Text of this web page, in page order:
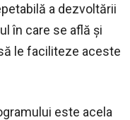
a dezvoltării
în care se află și
le faciliteze aceste
este acela